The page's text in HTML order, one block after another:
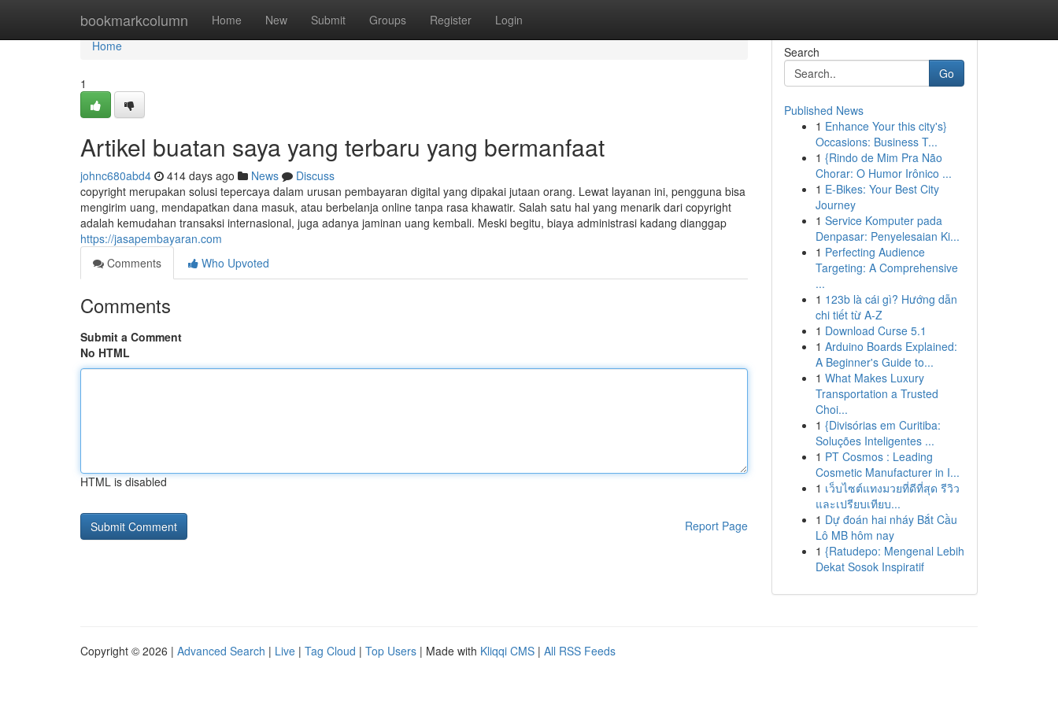
bookmarkcolumn Home New Submit Groups Register Login
Home
Home
1
Artikel buatan saya yang terbaru yang bermanfaat
johnc680abd4 414 days ago News
Discuss
copyright merupakan solusi tepercaya dalam urusan pembayaran digital yang dipakai jutaan orang. Lewat layanan ini, pengguna bisa
mengirim uang, mendapatkan dana masuk, atau berbelanja online tanpa rasa khawatir. Salah satu hal yang menarik dari copyright
adalah kemudahan transaksi internasional, juga adanya jaminan uang kembali. Meski begitu, biaya administrasi kadang dianggap
https://jasapembayaran.com
Comments
Who Upvoted
Comments
Submit a Comment
No HTML
HTML is disabled
Report Page
Search
Go
Published News
1 Enhance Your this city's}
Occasions: Business T...
1 {Rindo de Mim Pra Não
Chorar: O Humor Irônico ...
1 E-Bikes: Your Best City
Journey
1 Service Komputer pada
Denpasar: Penyelesaian Ki...
1 Perfecting Audience
Targeting: A Comprehensive
...
1 123b là cái gì? Hướng dẫn
chi tiết từ A-Z
1 Download Curse 5.1
1 Arduino Boards Explained:
A Beginner's Guide to...
1 What Makes Luxury
Transportation a Trusted
Choi...
1 {Divisórias em Curitiba:
Soluções Inteligentes ...
1 PT Cosmos : Leading
Cosmetic Manufacturer in I...
1 เว็บไซต์แทงมวยที่ดีที่สุด รีวิว
และเปรียบเทียบ...
1 Dự đoán hai nháy Bắt Cầu
Lô MB hôm nay
1 {Ratudepo: Mengenal Lebih
Dekat Sosok Inspiratif
Copyright © 2026 | Advanced Search | Live | Tag Cloud | Top Users | Made with Kliqqi CMS | All RSS Feeds